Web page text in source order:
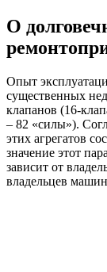
О
Опыт
существенных
клапанов (16-
– 82 «силы»).
этих агрегатов
значение этот
зависит от
владельцев